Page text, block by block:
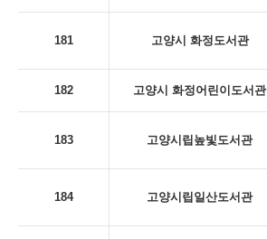
181 고양시 화정도서관
182 고양시 화정어린이도서관
183 고양시립높빛도서관
184 고양시립일산도서관